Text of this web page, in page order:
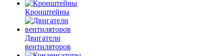
Кронштейны
Двигатели
вентиляторов